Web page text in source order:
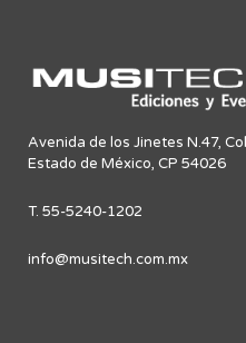
Avenida de los Jinetes N.47,
Estado de México, CP 54026
T. 55-5240-1202
info@musitech.com.mx